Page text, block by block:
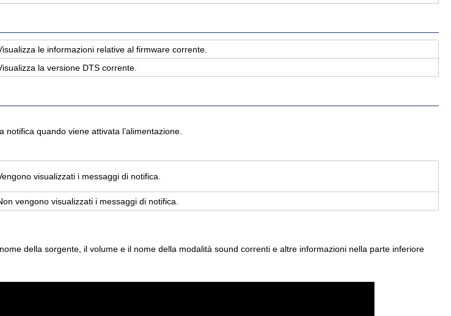
le in­for­ma­zio­ni re­la­ti­ve al firm­ware cor­ren­te.
la ver­sio­ne DTS cor­ren­te.
quando viene attivata l’alimentazione.
vi­sua­liz­za­ti i mes­sag­gi di no­ti­fi­ca.
ven­go­no vi­sua­liz­za­ti i mes­sag­gi di no­ti­fi­ca.
della sorgente, il volume e il nome della modalità sound correnti e altre informazioni nella parte inferiore